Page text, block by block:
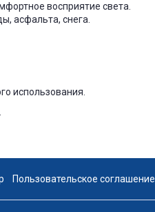
восприятие света.
асфальта, снега.
использования.
Пользовательское соглашение